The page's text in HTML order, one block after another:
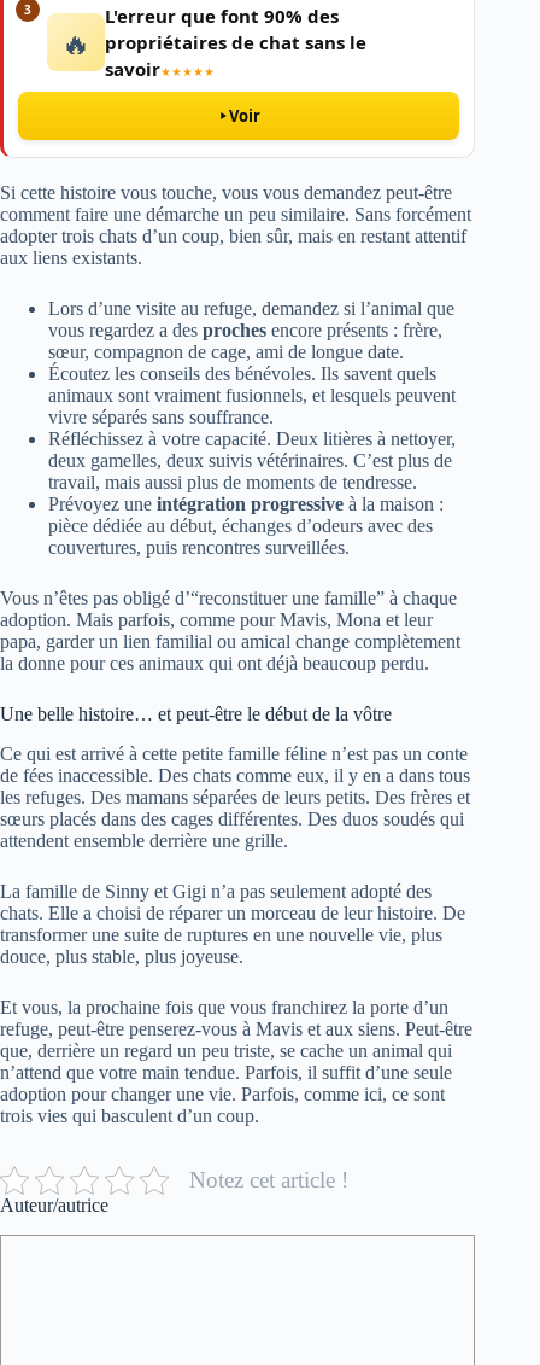
3
🔥
L'erreur que font 90% des
propriétaires de chat sans le
savoir★★★★★
Voir
Si cette histoire vous touche, vous vous demandez peut-être
comment faire une démarche un peu similaire. Sans forcément
adopter trois chats d’un coup, bien sûr, mais en restant attentif
aux liens existants.
Lors d’une visite au refuge, demandez si l’animal que
vous regardez a des proches encore présents : frère,
sœur, compagnon de cage, ami de longue date.
Écoutez les conseils des bénévoles. Ils savent quels
animaux sont vraiment fusionnels, et lesquels peuvent
vivre séparés sans souffrance.
Réfléchissez à votre capacité. Deux litières à nettoyer,
deux gamelles, deux suivis vétérinaires. C’est plus de
travail, mais aussi plus de moments de tendresse.
Prévoyez une intégration progressive à la maison :
pièce dédiée au début, échanges d’odeurs avec des
couvertures, puis rencontres surveillées.
Vous n’êtes pas obligé d’“reconstituer une famille” à chaque
adoption. Mais parfois, comme pour Mavis, Mona et leur
papa, garder un lien familial ou amical change complètement
la donne pour ces animaux qui ont déjà beaucoup perdu.
Une belle histoire… et peut-être le début de la vôtre
Ce qui est arrivé à cette petite famille féline n’est pas un conte
de fées inaccessible. Des chats comme eux, il y en a dans tous
les refuges. Des mamans séparées de leurs petits. Des frères et
sœurs placés dans des cages différentes. Des duos soudés qui
attendent ensemble derrière une grille.
La famille de Sinny et Gigi n’a pas seulement adopté des
chats. Elle a choisi de réparer un morceau de leur histoire. De
transformer une suite de ruptures en une nouvelle vie, plus
douce, plus stable, plus joyeuse.
Et vous, la prochaine fois que vous franchirez la porte d’un
refuge, peut-être penserez-vous à Mavis et aux siens. Peut-être
que, derrière un regard un peu triste, se cache un animal qui
n’attend que votre main tendue. Parfois, il suffit d’une seule
adoption pour changer une vie. Parfois, comme ici, ce sont
trois vies qui basculent d’un coup.
Notez cet article !
Auteur/autrice